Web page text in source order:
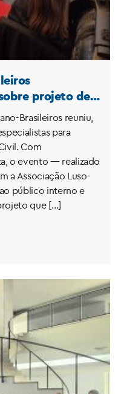
projeto de
Brasileiros reuniu,
para
Com
o evento — realizado
a Associação Luso-
público interno e
que […]